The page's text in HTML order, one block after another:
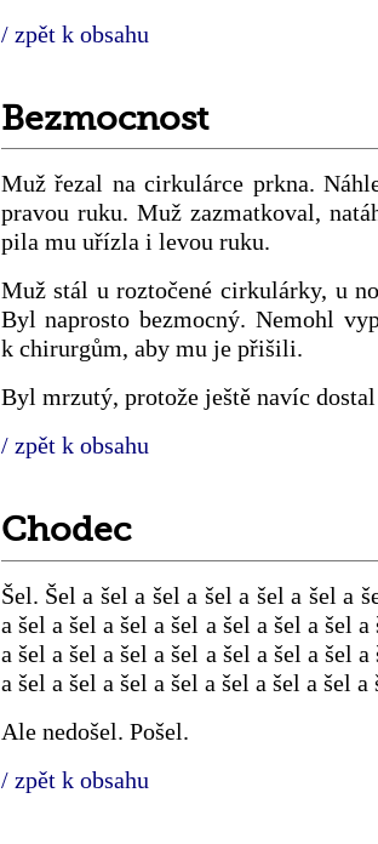
/ zpět k obsahu
Bezmocnost
Muž řezal na cirkulárce prkna.
pravou ruku. Muž zazmatkoval,
pila mu uřízla i levou ruku.
Muž stál u roztočené cirkulárky, u
Byl naprosto bezmocný. Nemohl
k chirurgům, aby mu je přišili.
Byl mrzutý, protože ještě navíc
/ zpět k obsahu
Chodec
Šel. Šel a šel a šel a šel a šel a šel a
a šel a šel a šel a šel a šel a šel a šel
a šel a šel a šel a šel a šel a šel a šel
a šel a šel a šel a šel a šel a šel a šel
Ale nedošel. Pošel.
/ zpět k obsahu